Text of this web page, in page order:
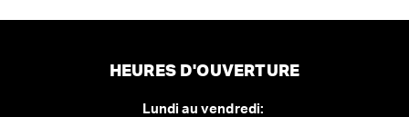
HEURES D'OUVERTURE
Lundi au vendredi: